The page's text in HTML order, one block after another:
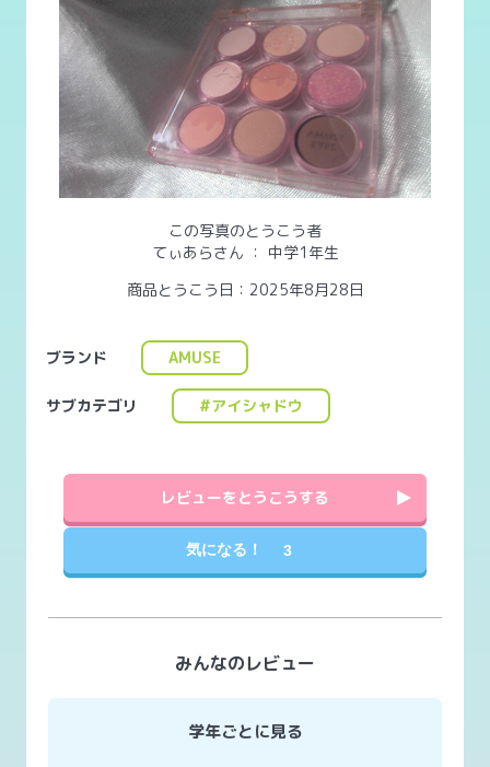
この写真のとうこう者
てぃあらさん ： 中学1年生
商品とうこう日：2025年8月28日
ブランド AMUSE
サブカテゴリ #アイシャドウ
レビューをとうこうする
気になる！ 3
みんなのレビュー
学年ごとに見る